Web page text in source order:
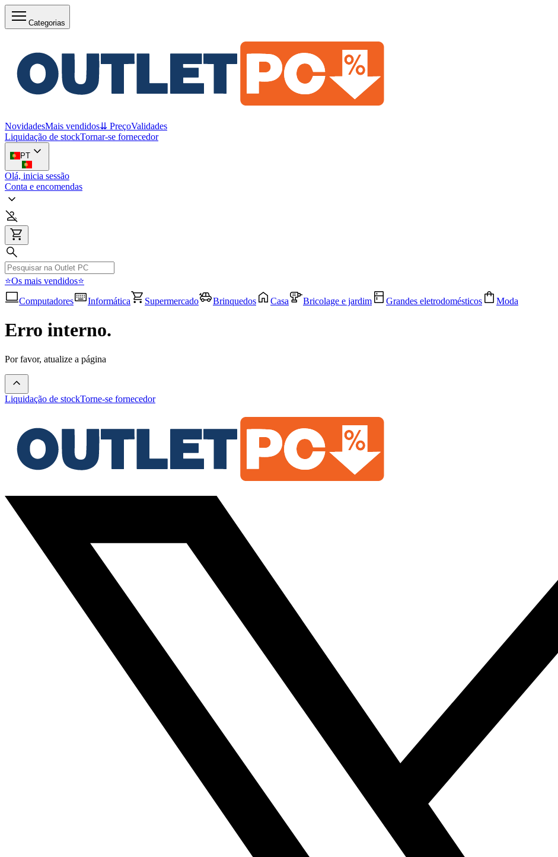
Categorias
NovidadesMais vendidos⇊ PreçoValidades
Liquidação de stockTornar-se fornecedor
PT
Olá, inicia sessão
Conta e encomendas
⭐Os mais vendidos⭐
Computadores
Informática Supermercado Brinquedos Casa Bricolage e jardim Grandes eletrodomésticos Moda
Erro interno.
Por favor, atualize a página
Liquidação de stockTorne-se fornecedor